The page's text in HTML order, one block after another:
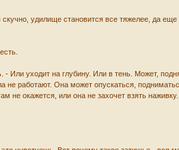
удилище становится все тяжелее, да еще
Или уходит на глубину. Или в тень. Может,
не работают. Она может опускаться,
не окажется, или она не захочет взять